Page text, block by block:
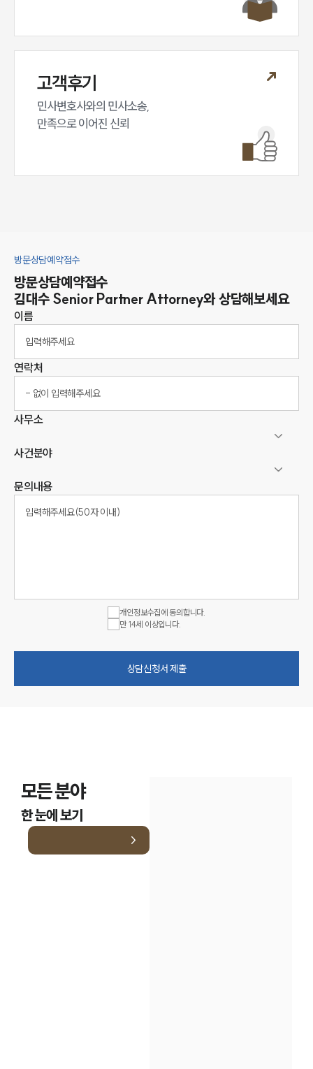
고객후기
민사변호사와의 민사소송,
만족으로 이어진 신뢰
방문상담예약접수
방문상담예약접수
김대수 Senior Partner Attorney와 상담해보세요
이름
연락처
사무소
사건분야
문의내용
개인정보수집에 동의합니다.
만 14세 이상입니다.
상담신청서 제출
모든 분야
한 눈에 보기